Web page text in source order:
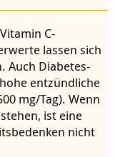
C-
lassen sich
Auch Diabetes-
entzündliche
mg/Tag). Wenn
ist eine
nicht